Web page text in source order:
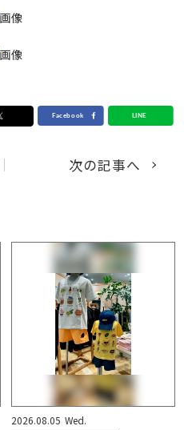
次の記事へ
2026.08.05 Wed.